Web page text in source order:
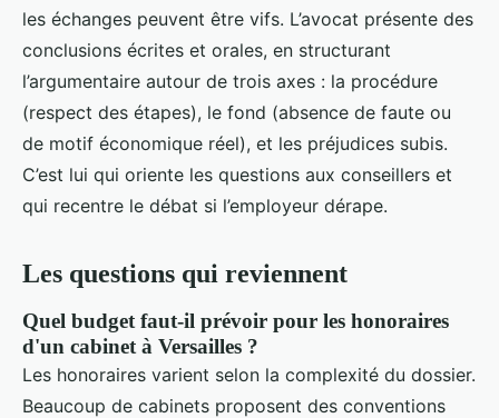
les échanges peuvent être vifs. L’avocat présente des
conclusions écrites et orales, en structurant
l’argumentaire autour de trois axes : la procédure
(respect des étapes), le fond (absence de faute ou
de motif économique réel), et les préjudices subis.
C’est lui qui oriente les questions aux conseillers et
qui recentre le débat si l’employeur dérape.
Les questions qui reviennent
Quel budget faut-il prévoir pour les honoraires
d'un cabinet à Versailles ?
Les honoraires varient selon la complexité du dossier.
Beaucoup de cabinets proposent des conventions